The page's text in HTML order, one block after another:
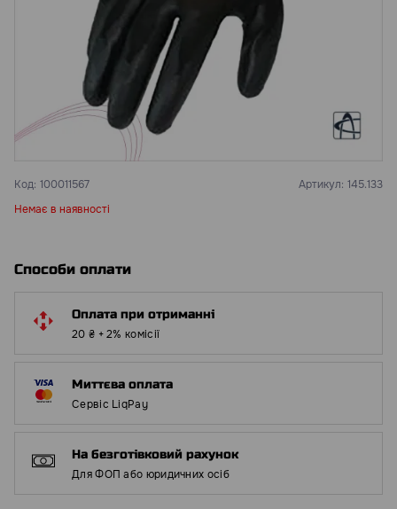
Код: 100011567 Артикул: 145.133
Немає в наявності
Способи оплати
Оплата при отриманні
20 ₴ + 2% комісії
Миттєва оплата
Сервіс LiqPay
На безготівковий рахунок
Для ФОП або юридичних осіб